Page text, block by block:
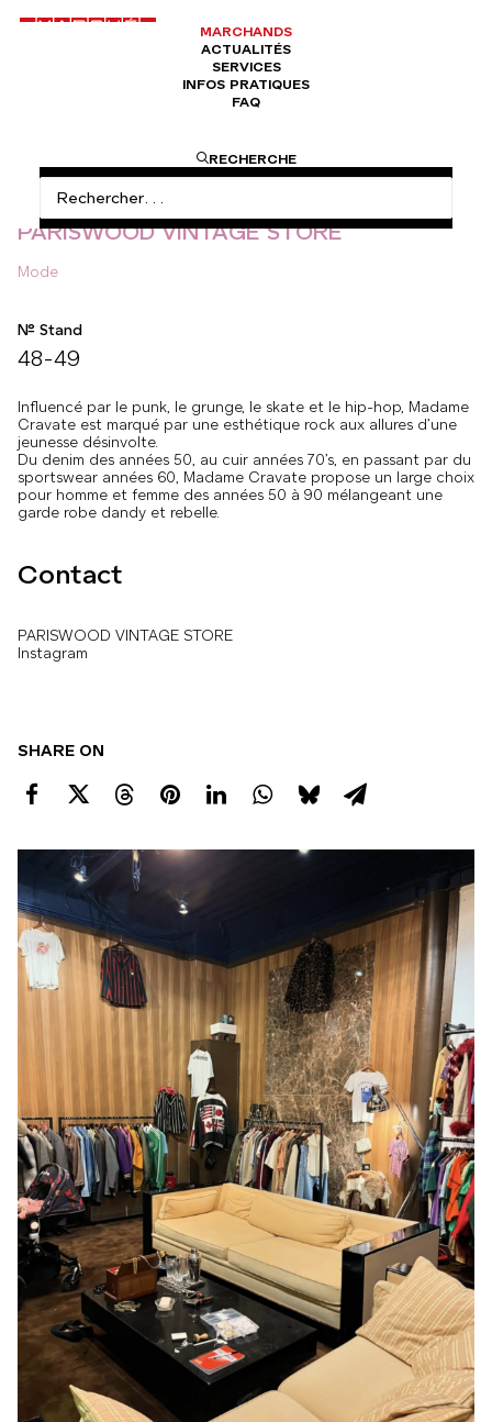
MARCHANDS
ACTUALITÉS
SERVICES
INFOS PRATIQUES
FAQ
RECHERCHE
PARISWOOD VINTAGE STORE
Mode
N° Stand
48-49
Influencé par le punk, le grunge, le skate et le hip-hop, Madame
Cravate est marqué par une esthétique rock aux allures d’une
jeunesse désinvolte.
Du denim des années 50, au cuir années 70’s, en passant par du
sportswear années 60, Madame Cravate propose un large choix
pour homme et femme des années 50 à 90 mélangeant une
garde robe dandy et rebelle.
Contact
PARISWOOD VINTAGE STORE
Instagram
SHARE ON